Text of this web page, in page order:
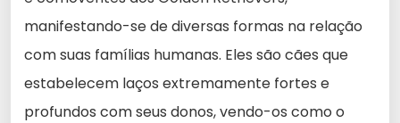
manifestando-se de diversas formas na relação
com suas famílias humanas. Eles são cães que
estabelecem laços extremamente fortes e
profundos com seus donos, vendo-os como o